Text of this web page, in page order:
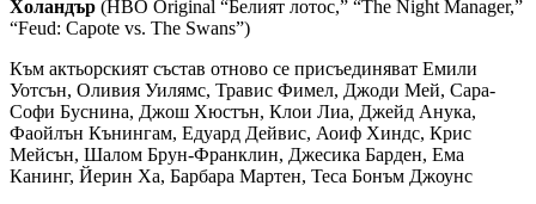
Холандър (HBO Original “Белият лотос,” “The Night Manager,”
“Feud: Capote vs. The Swans”)
Към актьорският състав отново се присъединяват Емили
Уотсън, Оливия Уилямс, Травис Фимел, Джоди Мей, Сара-
Софи Буснина, Джош Хюстън, Клои Лиа, Джейд Анука,
Фаойлън Кънингам, Едуард Дейвис, Аоиф Хиндс, Крис
Мейсън, Шалом Брун-Франклин, Джесика Барден, Ема
Канинг, Йерин Ха, Барбара Мартен, Теса Бонъм Джоунс